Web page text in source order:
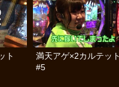
ト
満天アゲ×2カルテット
#5